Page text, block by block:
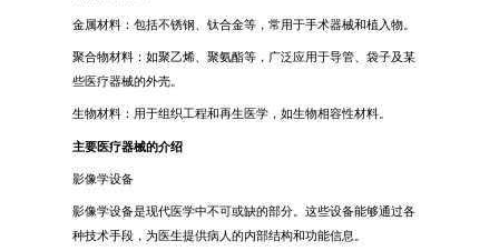
金属材料：包括不锈钢、钛合金等，常用于手术器械和植入物。
聚合物材料：如聚乙烯、聚氨酯等，广泛应用于导管、袋子及某
些医疗器械的外壳。
生物材料：用于组织工程和再生医学，如生物相容性材料。
主要医疗器械的介绍
影像学设备
影像学设备是现代医学中不可或缺的部分。这些设备能够通过各
种技术手段，为医生提供病人的内部结构和功能信息。